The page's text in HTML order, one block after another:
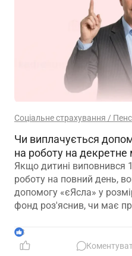
Соціальне страхування /
Чи виплачується
на роботу на декретне
Якщо дитині виповнився
роботу на повний день,
допомогу «єЯсла» у
фонд роз'яснив, чи має
3